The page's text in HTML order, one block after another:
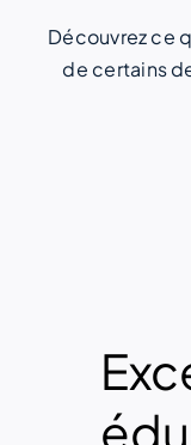
Découvrez ce
de certains
de